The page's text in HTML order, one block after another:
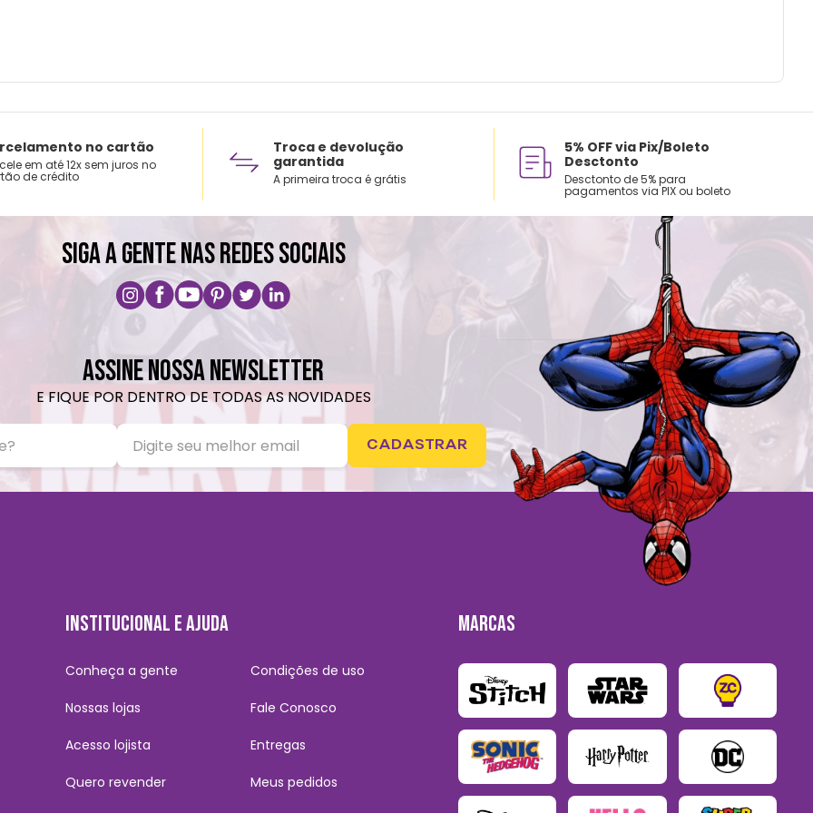
no cartão
em até 12x sem juros no
de crédito
Troca e devolução
garantida
A primeira troca é grátis
5% OFF via Pix/Boleto
Desctonto
Desctonto de 5% para
pagamentos via PIX ou boleto
SIGA A GENTE NAS REDES SOCIAIS
ASSINE NOSSA NEWSLETTER
E FIQUE POR DENTRO DE TODAS AS NOVIDADES
CADASTRAR
INSTITUCIONAL E AJUDA
Conheça a gente
Nossas lojas
Acesso lojista
Quero revender
Condições de uso
Fale Conosco
Entregas
Meus pedidos
MARCAS